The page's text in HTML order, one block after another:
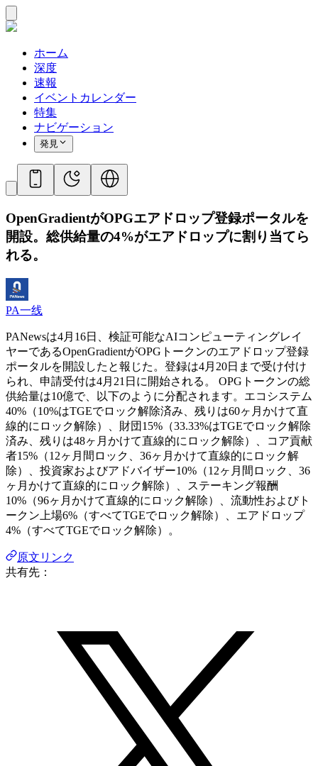
ホーム
深度
速報
イベントカレンダー
特集
ナビゲーション
発見
OpenGradientがOPGエアドロップ登録ポータルを
開設。総供給量の4%がエアドロップに割り当てら
れる。
PA一线
PANewsは4月16日、検証可能なAIコンピューティングレイ
ヤーであるOpenGradientがOPGトークンのエアドロップ登録
ポータルを開設したと報じた。登録は4月20日まで受け付け
られ、申請受付は4月21日に開始される。 OPGトークンの総
供給量は10億で、以下のように分配されます。エコシステム
40%（10%はTGEでロック解除済み、残りは60ヶ月かけて直
線的にロック解除）、財団15%（33.33%はTGEでロック解除
済み、残りは48ヶ月かけて直線的にロック解除）、コア貢献
者15%（12ヶ月間ロック、36ヶ月かけて直線的にロック解
除）、投資家およびアドバイザー10%（12ヶ月間ロック、36
ヶ月かけて直線的にロック解除）、ステーキング報酬
10%（96ヶ月かけて直線的にロック解除）、流動性およびト
ークン上場6%（すべてTGEでロック解除）、エアドロップ
4%（すべてTGEでロック解除）。
原文リンク
共有先：